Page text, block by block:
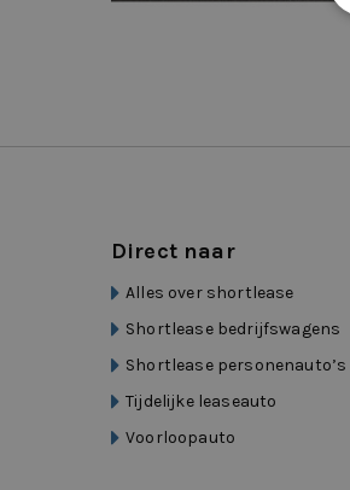
Direct naar
Alles over shortlease
Shortlease bedrijfswagens
Shortlease personenauto’s
Tijdelijke leaseauto
Voorloopauto